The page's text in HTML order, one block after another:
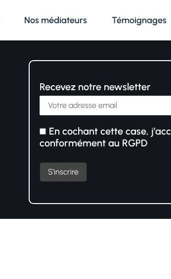
Nos médiateurs Témoignages
Recevez notre newsletter
En cochant cette case,
conformément au RGPD